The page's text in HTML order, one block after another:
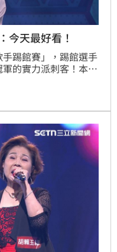
天最好看！
手踢館賽」，踢館選手
的實力派刺客！本週
天就是最好看的時
《上水的花》以爆發
不絕口：「從你一開
性！」面對強敵來襲，